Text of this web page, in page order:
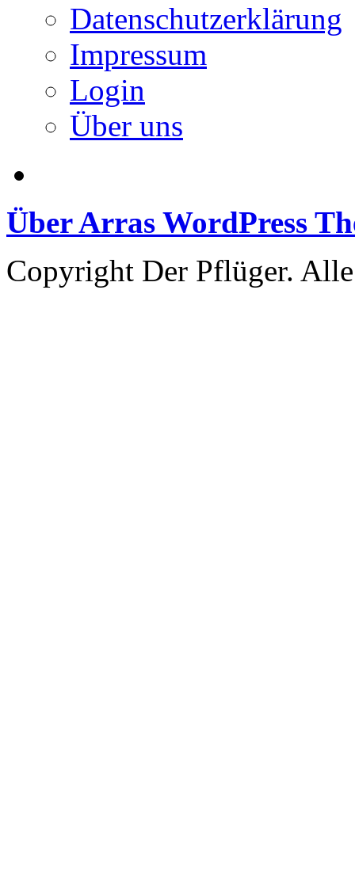
Datenschutzerklärung
Impressum
Login
Über uns
Über Arras WordPress
Copyright Der Pflüger.